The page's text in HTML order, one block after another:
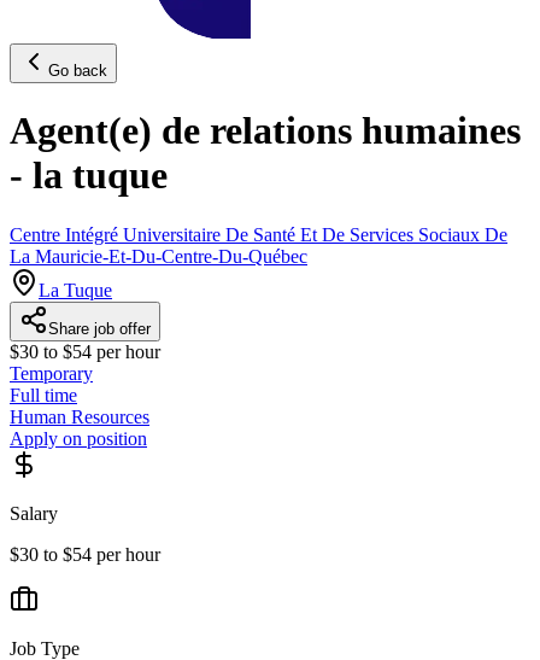
Go back
Agent(e) de relations humaines
- la tuque
Centre Intégré Universitaire De Santé Et De Services Sociaux De
La Mauricie-Et-Du-Centre-Du-Québec
La Tuque
Share job offer
$30 to $54 per hour
Temporary
Full time
Human Resources
Apply on position
Salary
$30 to $54 per hour
Job Type